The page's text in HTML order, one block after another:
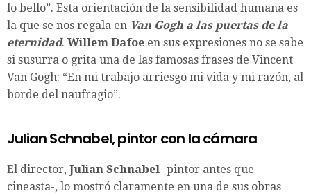
lo bello”. Esta orientación de la sensibilidad humana es
la que se nos regala en Van Gogh a las puertas de la
eternidad. Willem Dafoe en sus expresiones no se sabe
si susurra o grita una de las famosas frases de Vincent
Van Gogh: “En mi trabajo arriesgo mi vida y mi razón, al
borde del naufragio”.
Julian Schnabel, pintor con la cámara
El director, Julian Schnabel -pintor antes que
cineasta-, lo mostró claramente en una de sus obras